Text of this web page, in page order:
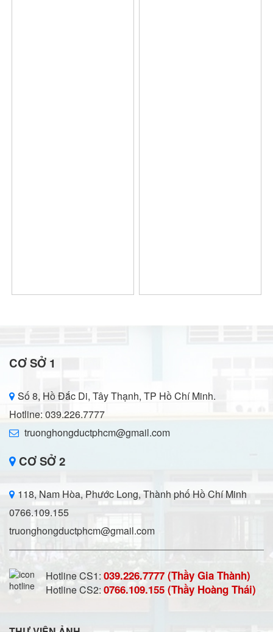
CƠ SỞ 1
Số 8, Hồ Đắc Di, Tây Thạnh, TP Hồ Chí Minh.
Hotline: 039.226.7777
truonghongductphcm@gmail.com
CƠ SỞ 2
118, Nam Hòa, Phước Long, Thành phố Hồ Chí Minh
0766.109.155
truonghongductphcm@gmail.com
Hotline CS1: 039.226.7777 (Thầy Gia Thành)
Hotline CS2: 0766.109.155 (Thầy Hoàng Thái)